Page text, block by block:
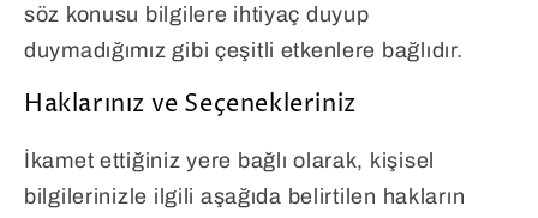
söz konusu bilgilere ihtiyaç duyup
duymadığımız gibi çeşitli etkenlere bağlıdır.
Haklarınız ve Seçenekleriniz
İkamet ettiğiniz yere bağlı olarak, kişisel
bilgilerinizle ilgili aşağıda belirtilen hakların